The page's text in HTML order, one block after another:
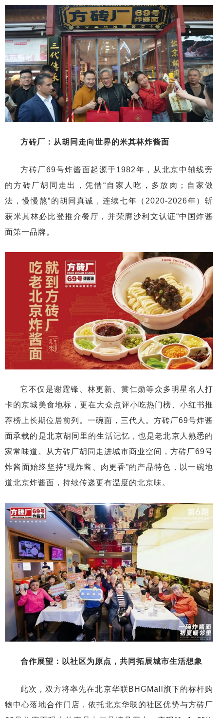
方砖厂：从胡同走向世界的米其林炸酱面
方砖厂69号炸酱面起源于1982年，从北京中轴线旁
的方砖厂胡同走出，凭借“自家人吃，多放肉；自家做
法，慢慢熬”的胡同真诚，连续七年（2020-2026年）斩
获米其林必比登推介餐厅，并荣膺沙利文认证“中国炸酱
面第一品牌。
它不仅是谢霆锋、林更新、黄仁勋等众多明星名人打
卡的京城美食地标，更在大众点评小吃热门榜、小红书推
荐榜上长期位居前列。一碗面，三代人。方砖厂69号炸酱
面承载的是北京胡同里的生活记忆，也是老北京人熟悉的
家常味道。从方砖厂胡同走进城市商业空间，方砖厂69号
炸酱面始终坚持“现炸酱、肉更香”的产品特色，以一碗地
道北京炸酱面，持续传递更有温度的北京味。
合作展望：以社区为原点，共同拓展城市生活想象
此次，双方将率先在北京华联BHGMall旗下的标杆购
物中心落地合作门店，依托北京华联的社区优势与方砖厂